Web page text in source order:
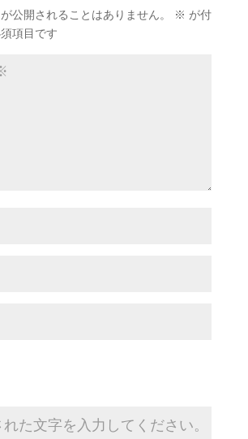
公開されることはありません。 ※ が付
項目です